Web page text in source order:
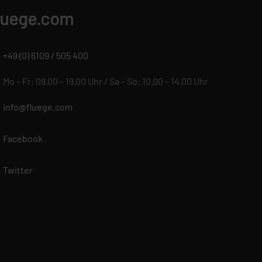
+49 (0) 6109 / 505 400
Mo – Fr: 09.00 – 19.00 Uhr / Sa – So: 10.00 – 14.00 Uhr
info@fluege.com
Facebook
Twitter